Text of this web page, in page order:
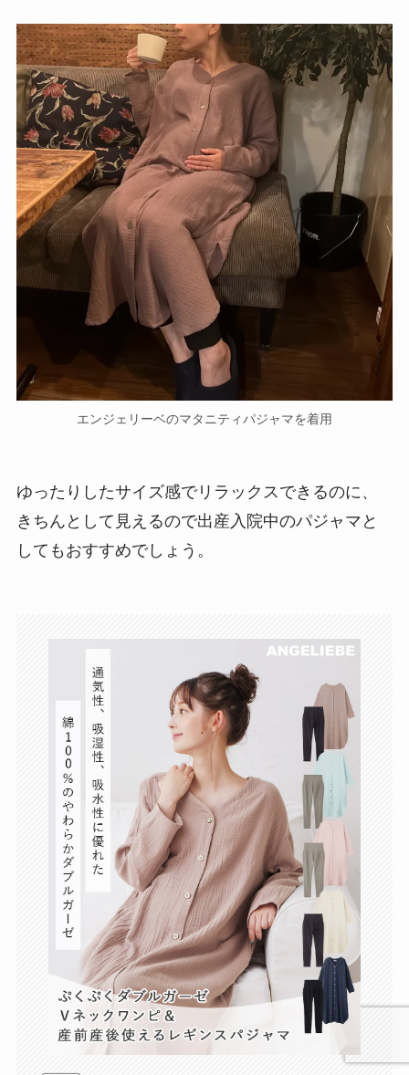
エンジェリーベのマタニティパジャマを着用
ゆったりしたサイズ感でリラックスできるのに、
きちんとして見えるので出産入院中のパジャマと
してもおすすめでしょう。